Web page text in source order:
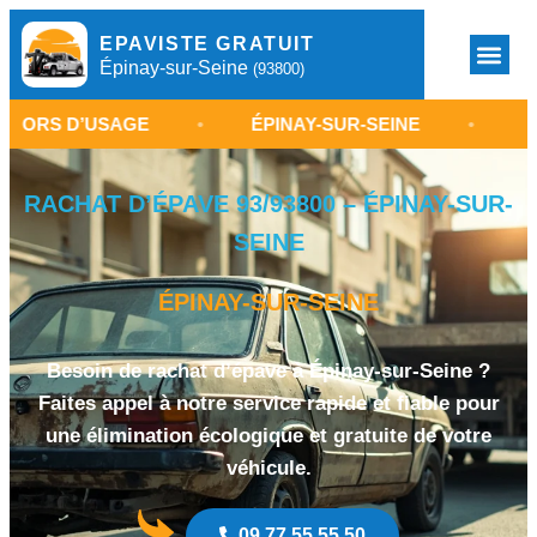
EPAVISTE GRATUIT
Épinay-sur-Seine (93800)
• ÉPINAY-SUR-SEINE • SERVICE DE
RACHAT D’ÉPAVE 93/93800 – ÉPINAY-SUR-
SEINE
ÉPINAY-SUR-SEINE
Besoin de rachat d’épave à Épinay-sur-Seine ?
Faites appel à notre service rapide et fiable pour
une élimination écologique et gratuite de votre
véhicule.